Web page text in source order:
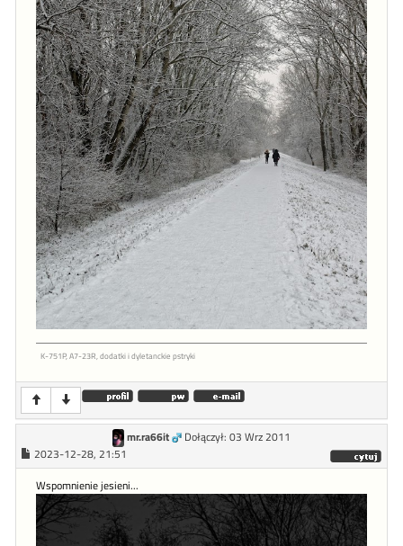
K-751P, A7-23R, dodatki i dyletanckie pstryki
mr.ra66it
Dołączył: 03 Wrz 2011
2023-12-28, 21:51
Wspomnienie jesieni...